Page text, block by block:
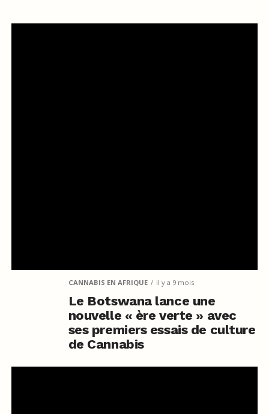
CANNABIS EN AFRIQUE il y a 9 mois
Le Botswana lance une
nouvelle « ère verte » avec
ses premiers essais de culture
de Cannabis